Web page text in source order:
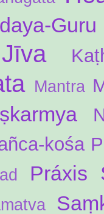
Guru
Jīva
Mantra
kośa
Práxis